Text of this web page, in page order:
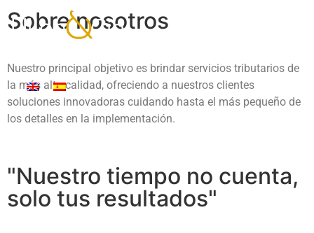
Sobre nosotros
Nuestro principal objetivo es brindar servicios tributarios de
la más alta calidad, ofreciendo a nuestros clientes
soluciones innovadoras cuidando hasta el más pequeño de
los detalles en la implementación.
"Nuestro tiempo no cuenta,
solo tus resultados"